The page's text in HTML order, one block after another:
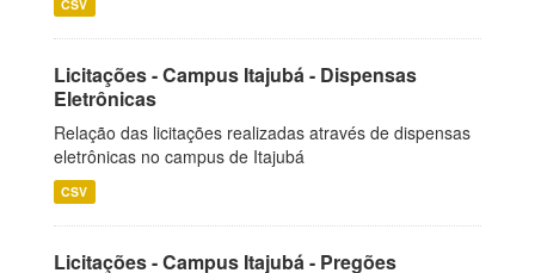
CSV
Licitações - Campus Itajubá - Dispensas
Eletrônicas
Relação das licitações realizadas através de dispensas
eletrônicas no campus de Itajubá
CSV
Licitações - Campus Itajubá - Pregões